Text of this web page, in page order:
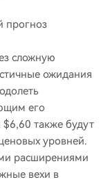
прогноз
сложную
ожидания
его
также будут
уровней.
расширениями
вехи в